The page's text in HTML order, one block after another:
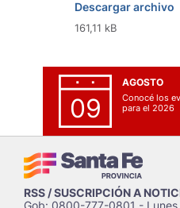
Descargar archivo
161,11 kB
09
AGOSTO
Conocé los
para el 2026
RSS / SUSCRIPCIÓN A
Gob: 0800-777-0801 - Lunes